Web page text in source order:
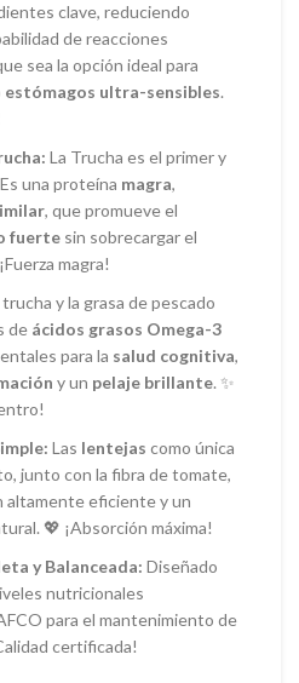
clave, reduciendo
de reacciones
sea la opción ideal para
estómagos ultra-sensibles.
La Trucha es el primer y
una proteína magra,
, que promueve el
fuerte sin sobrecargar el
magra!
trucha y la grasa de pescado
de ácidos grasos Omega-3
para la salud cognitiva,
y un pelaje brillante. ✨
Las lentejas como única
junto con la fibra de tomate,
altamente eficiente y un
💖 ¡Absorción máxima!
y Balanceada: Diseñado
nutricionales
para el mantenimiento de
certificada!